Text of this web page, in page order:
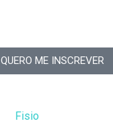
QUERO ME INSCREVER
Fisio